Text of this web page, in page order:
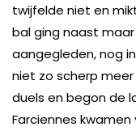
twijfelde niet en
bal ging naast
aangegleden, nog
niet zo scherp
duels en begon de
Farciennes